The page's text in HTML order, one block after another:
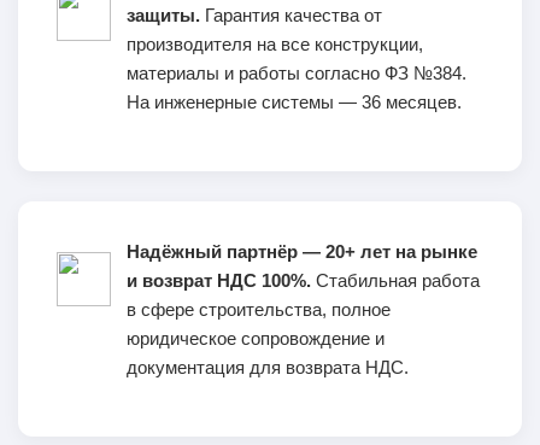
защиты. Гарантия качества от
производителя на все конструкции,
материалы и работы согласно ФЗ №384.
На инженерные системы — 36 месяцев.
Надёжный партнёр — 20+ лет на рынке
и возврат НДС 100%. Стабильная работа
в сфере строительства, полное
юридическое сопровождение и
документация для возврата НДС.